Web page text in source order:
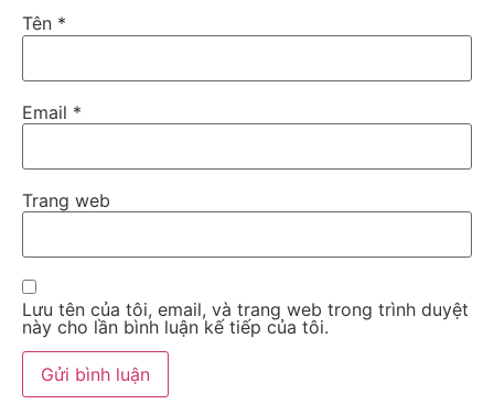
Tên *
Email *
Trang web
Lưu tên của tôi, email, và trang web trong trình duyệt
này cho lần bình luận kế tiếp của tôi.